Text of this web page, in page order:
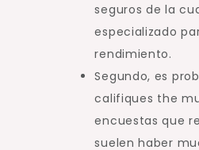
seguros de la
especializado
rendimiento.
Segundo, es
califiques the
encuestas que
suelen haber